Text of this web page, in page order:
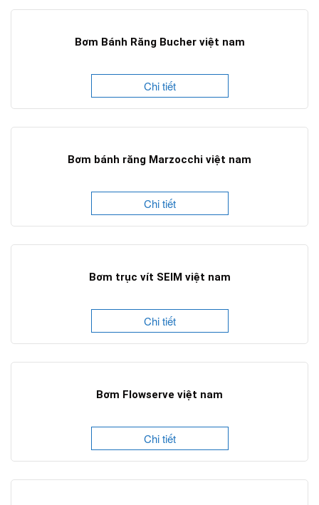
Bơm Bánh Răng Bucher việt nam
Chi tiết
Bơm bánh răng Marzocchi việt nam
Chi tiết
Bơm trục vít SEIM việt nam
Chi tiết
Bơm Flowserve việt nam
Chi tiết